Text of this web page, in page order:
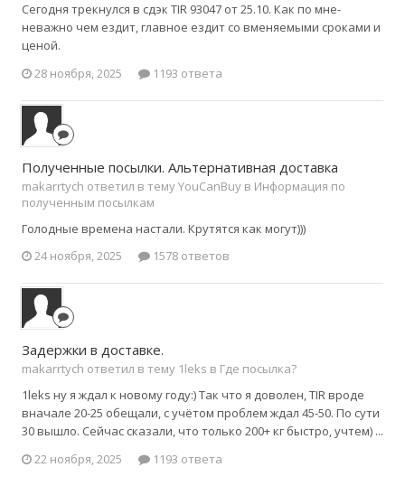
Сегодня трекнулся в сдэк TIR 93047 от 25.10. Как по мне-
неважно чем ездит, главное ездит со вменяемыми сроками и
ценой.
28 ноября, 2025
1193 ответа
Полученные посылки. Альтернативная доставка
makarrtych ответил в тему YouCanBuy в Информация по
полученным посылкам
Голодные времена настали. Крутятся как могут)))
24 ноября, 2025
1578 ответов
Задержки в доставке.
makarrtych ответил в тему 1leks в Где посылка?
1leks ну я ждал к новому году:) Так что я доволен, TIR вроде
вначале 20-25 обещали, с учётом проблем ждал 45-50. По сути
30 вышло. Сейчас сказали, что только 200+ кг быстро, учтем) ...
22 ноября, 2025
1193 ответа